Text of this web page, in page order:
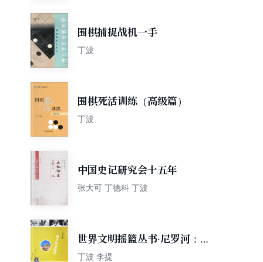
围棋捕捉战机一手
丁波
围棋死活训练（高级篇）
丁波
中国史记研究会十五年
张大可 丁德科 丁波
世界文明摇篮丛书·尼罗河：魅
力埃及探源
丁波 李提